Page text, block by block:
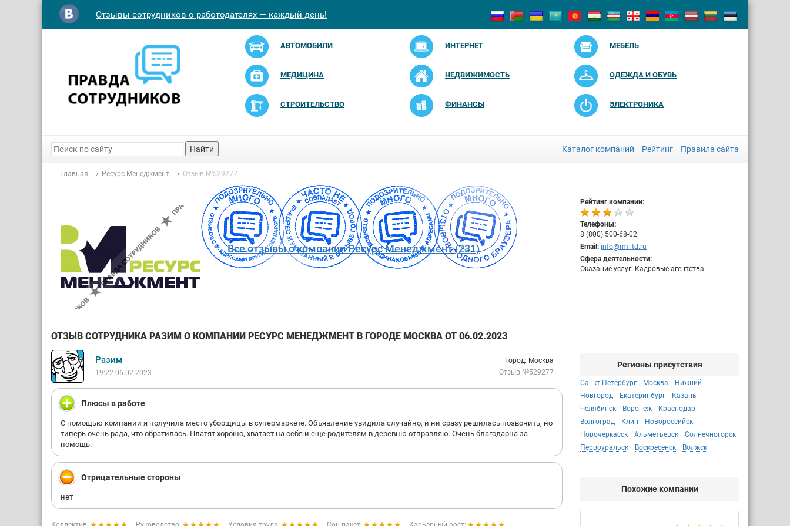
Отзывы сотрудников о работодателях — каждый день!
АВТОМОБИЛИ ИНТЕРНЕТ МЕБЕЛЬ
МЕДИЦИНА НЕДВИЖИМОСТЬ ОДЕЖДА И ОБУВЬ
СТРОИТЕЛЬСТВО ФИНАНСЫ ЭЛЕКТРОНИКА
Найти Каталог компаний Рейтинг Правила сайта
Главная Ресурс Менеджмент Отзыв №529277
Все отзывы о компании Ресурс Менеджмент (231)
Рейтинг компании:
Телефоны:
8 (800) 500-68-02
Email: info@rm-ltd.ru
Сфера деятельности:
Оказание услуг: Кадровые агентства
ОТЗЫВ СОТРУДНИКА РАЗИМ О КОМПАНИИ РЕСУРС МЕНЕДЖМЕНТ В ГОРОДЕ МОСКВА ОТ 06.02.2023
Разим
19:22 06.02.2023
Город: Москва
Отзыв №529277
Плюсы в работе
С помощью компании я получила место уборщицы в супермаркете. Объявление увидила случайно, и ни сразу решилась позвонить, но
типерь очень рада, что обратилась. Платят хорошо, хватает на себя и еще родителям в деревню отправляю. Очень благодарна за
помощь.
Отрицательные стороны
нет
Регионы присутствия
Санкт-Петербург Москва
Нижний
Новгород
Екатеринбург
Казань
Челябинск
Воронеж
Краснодар
Волгоград
Клин
Новороссийск
Новочеркасск
Альметьевск
Солнечногорск
Первоуральск
Воскресенск Волжск
Похожие компании